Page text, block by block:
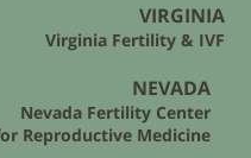
NEVADA
Nevada Fertility Center
Reproductive Medicine
VIRGINIA
Virginia Fertility & IVF